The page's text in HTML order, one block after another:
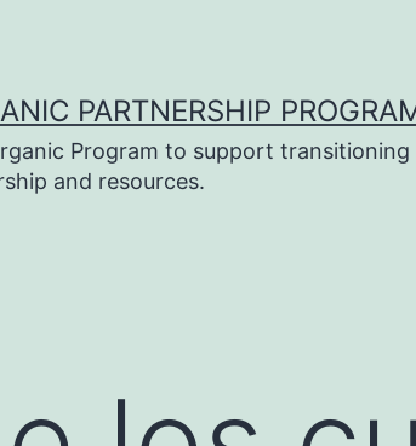
PARTNERSHIP
Program to support
and resources.